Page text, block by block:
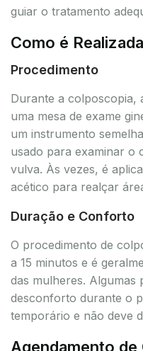
guiar o tratamento
Como é
Procedimento
Durante a colposcopia,
uma mesa de exame
um instrumento
usado para examinar o
vulva. Às vezes, é
acético para realçar
Duração e Conforto
O procedimento de
a 15 minutos e é
das mulheres. Algumas
desconforto durante o
temporário e não deve
Agendamento de